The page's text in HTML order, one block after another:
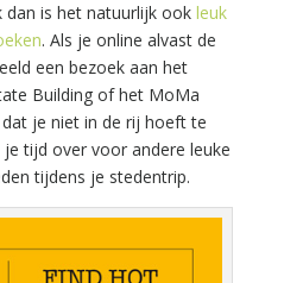
dan is het natuurlijk ook leuk
. Als je online alvast de
een bezoek aan het
Building of het MoMa
je niet in de rij hoeft te
je tijd over voor andere leuke
tijdens je stedentrip.